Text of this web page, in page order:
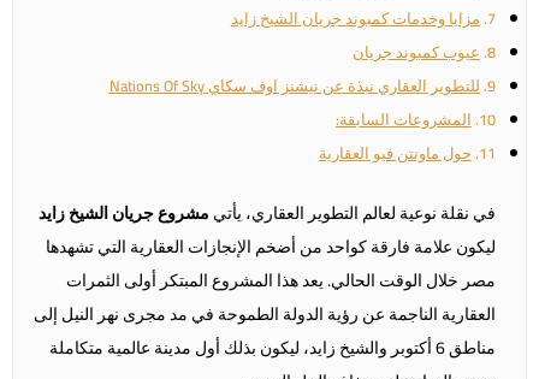
مزايا وخدمات كمبوند جريان الشيخ زايد
عيوب كمبوند جريان
للتطوير العقاري نبذة عن نيشنز اوف سكاي Nations Of Sky
المشروعات السابقة:
حول ماونتن فيو العقارية
في نقلة نوعية لعالم التطوير العقاري، يأتيمشروع جريان الشيخ زايد
ليكون علامة فارقة كواحد من أضخم الإنجازات العقارية التي تشهدها
مصر خلال الوقت الحالي. يعد هذا المشروع المبتكر أولى الثمرات
العقارية الناجمة عن رؤية الدولة الطموحة في مد مجرى نهر النيل إلى
مناطق 6 أكتوبر والشيخ زايد، ليكون بذلك أول مدينة عالمية متكاملة